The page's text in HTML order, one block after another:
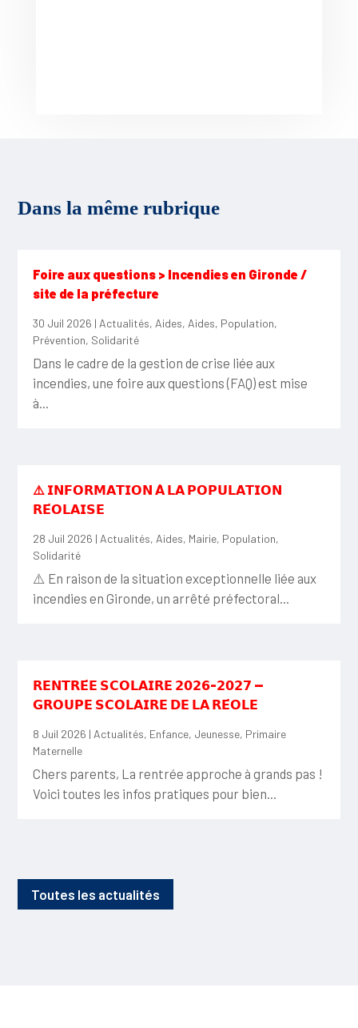
Dans la même rubrique
Foire aux questions > Incendies en Gironde /
site de la préfecture
30 Juil 2026 | Actualités, Aides, Aides, Population,
Prévention, Solidarité
Dans le cadre de la gestion de crise liée aux
incendies, une foire aux questions (FAQ) est mise
à...
⚠️ 𝗜𝗡𝗙𝗢𝗥𝗠𝗔𝗧𝗜𝗢𝗡 𝗔̀ 𝗟𝗔 𝗣𝗢𝗣𝗨𝗟𝗔𝗧𝗜𝗢𝗡
𝗥𝗘́𝗢𝗟𝗔𝗜𝗦𝗘
28 Juil 2026 | Actualités, Aides, Mairie, Population,
Solidarité
⚠️ En raison de la situation exceptionnelle liée aux
incendies en Gironde, un arrêté préfectoral...
𝗥𝗘𝗡𝗧𝗥𝗘́𝗘 𝗦𝗖𝗢𝗟𝗔𝗜𝗥𝗘 𝟮𝟬𝟮𝟲-𝟮𝟬𝟮𝟳 —
𝗚𝗥𝗢𝗨𝗣𝗘 𝗦𝗖𝗢𝗟𝗔𝗜𝗥𝗘 𝗗𝗘 𝗟𝗔 𝗥𝗘́𝗢𝗟𝗘
8 Juil 2026 | Actualités, Enfance, Jeunesse, Primaire
Maternelle
Chers parents, La rentrée approche à grands pas !
Voici toutes les infos pratiques pour bien...
Toutes les actualités